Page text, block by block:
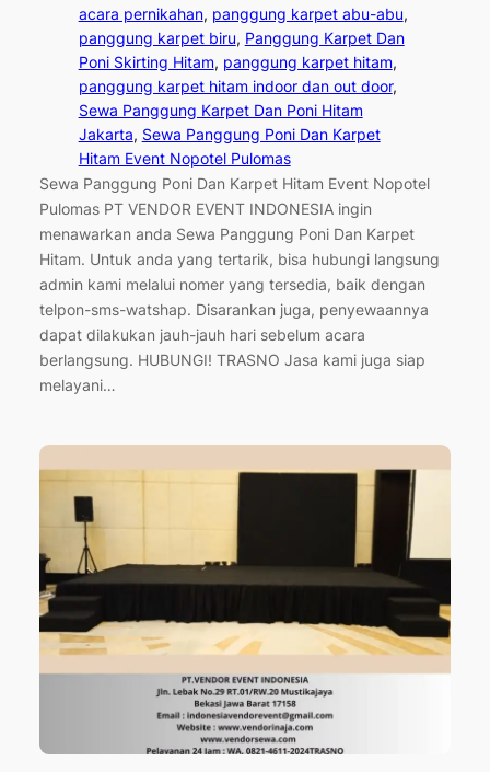
acara pernikahan, panggung karpet abu-abu
panggung karpet biru, Panggung Karpet Dan
Poni Skirting Hitam, panggung karpet hitam
panggung karpet hitam indoor dan out door
Sewa Panggung Karpet Dan Poni Hitam
Jakarta, Sewa Panggung Poni Dan Karpet
Hitam Event Nopotel Pulomas
Sewa Panggung Poni Dan Karpet Hitam Event Nopotel
Pulomas PT VENDOR EVENT INDONESIA ingin
menawarkan anda Sewa Panggung Poni Dan Karpet
Hitam. Untuk anda yang tertarik, bisa hubungi langsung
admin kami melalui nomer yang tersedia, baik dengan
telpon-sms-watshap. Disarankan juga, penyewaannya
dapat dilakukan jauh-jauh hari sebelum acara
berlangsung. HUBUNGI! TRASNO Jasa kami juga siap
melayani…